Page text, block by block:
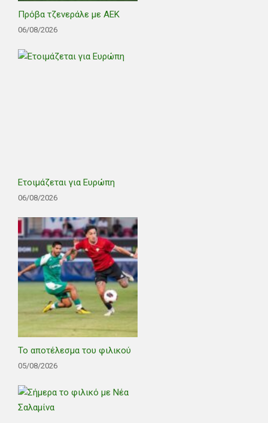
Πρόβα τζενεράλε με ΑΕΚ
06/08/2026
Ετοιμάζεται για Ευρώπη
06/08/2026
Το αποτέλεσμα του φιλικού
05/08/2026